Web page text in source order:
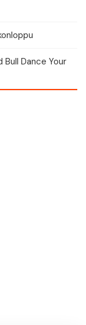
Dance Your